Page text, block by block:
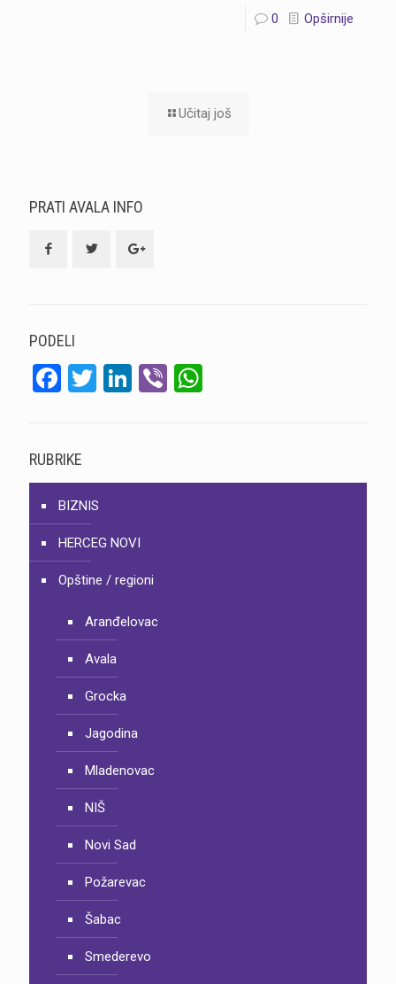
0 Opširnije
Učitaj još
PRATI AVALA INFO
PODELI
Facebook
Twitter
LinkedIn
Viber
RUBRIKE
BIZNIS
HERCEG NOVI
Opštine / regioni
Aranđelovac
Avala
Grocka
Jagodina
Mladenovac
NIŠ
Novi Sad
Požarevac
Šabac
Smederevo